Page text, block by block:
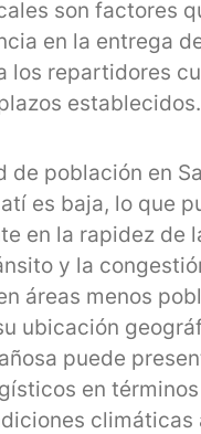
son factores
en la entrega
los repartidores
establecidos.
de población en
es baja, lo que
en la rapidez de
y la
áreas menos
ubicación
puede
en
climáticas